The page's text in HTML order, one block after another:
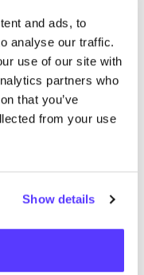
and ads, to
analyse our traffic.
use of our site with
partners who
that you’ve
from your use
Show details
Previous
like